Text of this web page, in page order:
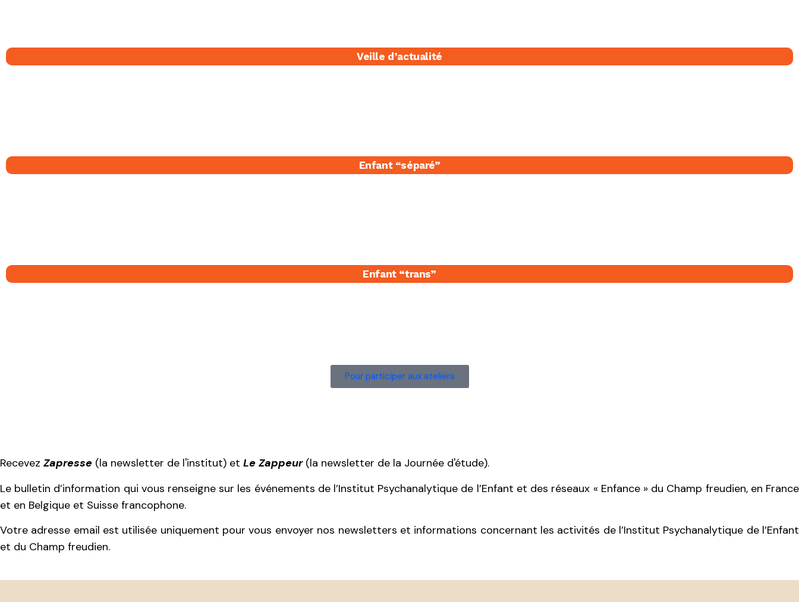
Veille d’actualité
Enfant “séparé​”
Enfant “trans”
Pour participer aux ateliers
Recevez Zapresse (la newsletter de l'institut) et Le Zappeur(la newsletter de la Journée d'étude).
Le bulletin d’information qui vous renseigne sur les événements de l’Institut Psychanalytique de l’Enfant et des réseaux « Enfance » du Champ freudien, en France
et en Belgique et Suisse francophone.
Votre adresse email est utilisée uniquement pour vous envoyer nos newsletters et informations concernant les activités de l’Institut Psychanalytique de l’Enfant
et du Champ freudien.